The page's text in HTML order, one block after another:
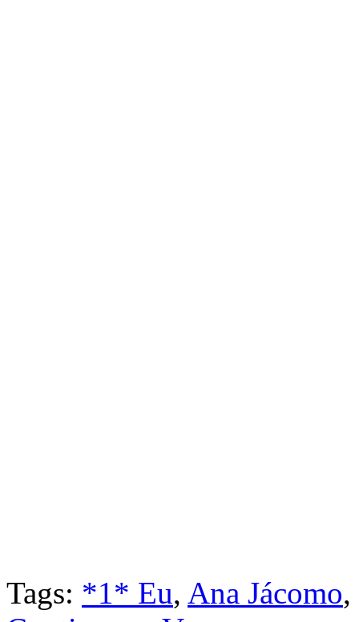
Tags: *1* Eu, Ana Jácomo,